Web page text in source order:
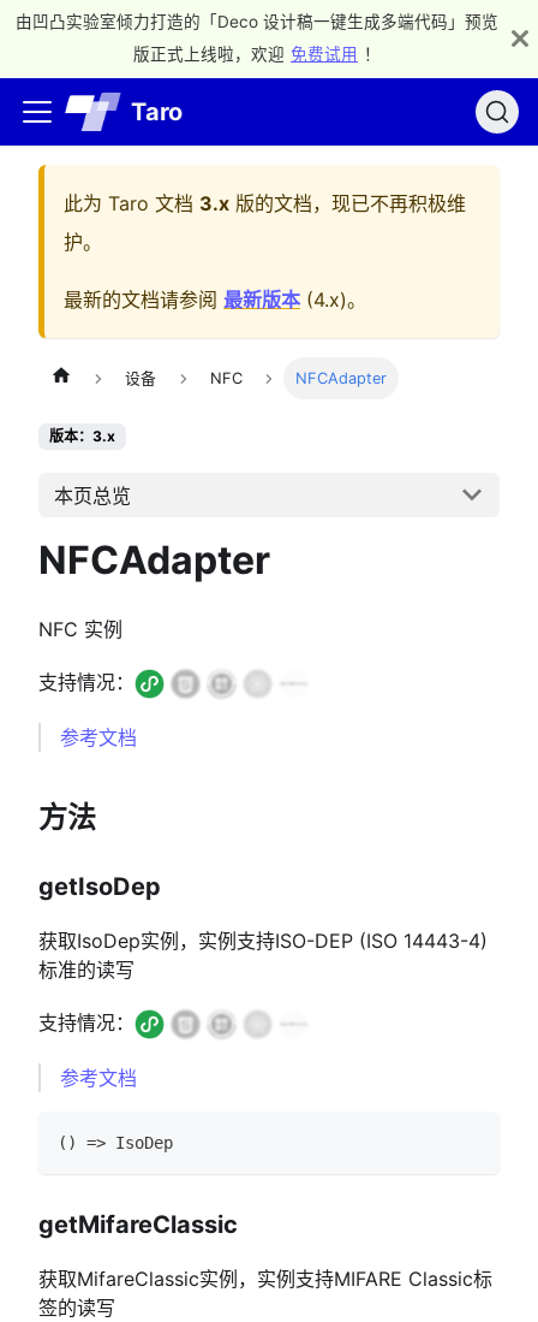
由凹凸实验室倾力打造的「Deco 设计稿一键生成多端代码」预览
版正式上线啦，欢迎 免费试用 ！
Taro
此为 Taro 文档 3.x 版的文档，现已不再积极维
护。
最新的文档请参阅 最新版本 (4.x)。
设备 NFC NFCAdapter
版本：3.x
本页总览
NFCAdapter
NFC 实例
支持情况：
参考文档
方法
getIsoDep
获取IsoDep实例，实例支持ISO-DEP (ISO 14443-4)
标准的读写
支持情况：
参考文档
( ) => IsoDep
getMifareClassic
获取MifareClassic实例，实例支持MIFARE Classic标
签的读写